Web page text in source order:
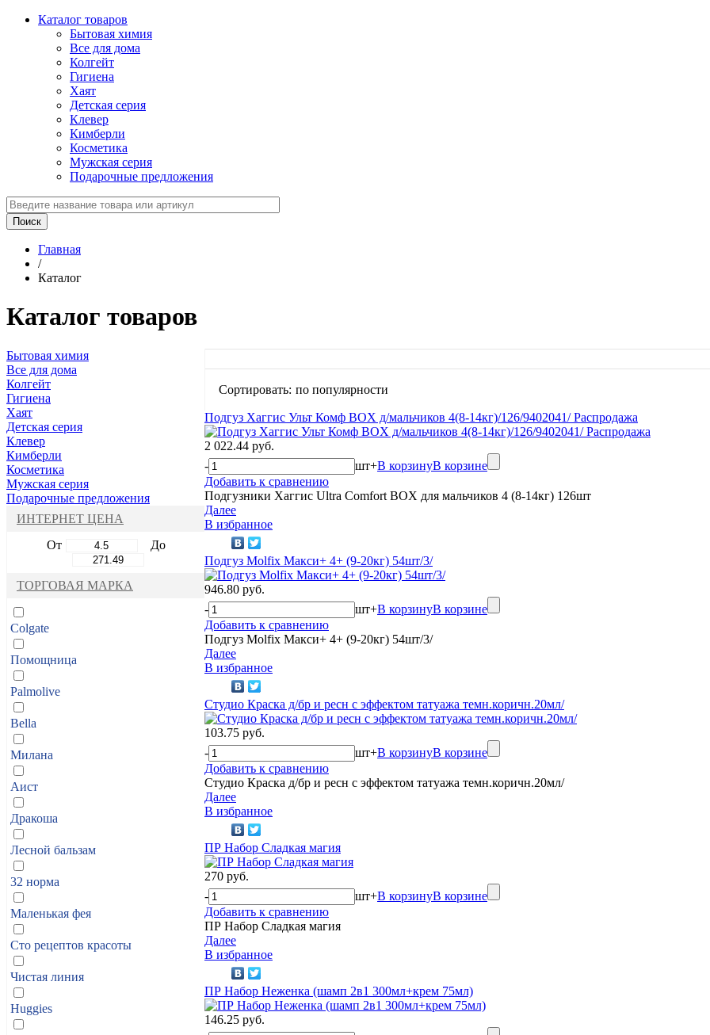
Каталог товаров
Бытовая химия
Все для дома
Колгейт
Гигиена
Хаят
Детская серия
Клевер
Кимберли
Косметика
Мужская серия
Подарочные предложения
Главная
/
Каталог
Каталог товаров
Бытовая химия
Все для дома
Колгейт
Гигиена
Хаят
Детская серия
Клевер
Кимберли
Косметика
Мужская серия
Подарочные предложения
ИНТЕРНЕТ ЦЕНА
От
До
ТОРГОВАЯ МАРКА
Colgate
Помощница
Palmolive
Bella
Милана
Аист
Дракоша
Лесной бальзам
32 норма
Маленькая фея
Сто рецептов красоты
Чистая линия
Huggies
Сортировать: по популярности
Подгуз Хаггис Ульт Комф BOX д/мальчиков 4(8-14кг)/126/9402041/ Распродажа
2 022.44 руб.
-
шт+В корзинуВ корзине
Добавить к сравнению
Подгузники Хаггис Ultra Comfort BOX для мальчиков 4 (8-14кг) 126шт
Далее
В избранное
Подгуз Molfix Макси+ 4+ (9-20кг) 54шт/3/
946.80 руб.
-
шт+В корзинуВ корзине
Добавить к сравнению
Подгуз Molfix Макси+ 4+ (9-20кг) 54шт/3/
Далее
В избранное
Студио Краска д/бр и ресн с эффектом татуажа темн.коричн.20мл/
103.75 руб.
-
шт+В корзинуВ корзине
Добавить к сравнению
Студио Краска д/бр и ресн с эффектом татуажа темн.коричн.20мл/
Далее
В избранное
ПР Набор Сладкая магия
270 руб.
-
шт+В корзинуВ корзине
Добавить к сравнению
ПР Набор Сладкая магия
Далее
В избранное
ПР Набор Неженка (шамп 2в1 300мл+крем 75мл)
146.25 руб.